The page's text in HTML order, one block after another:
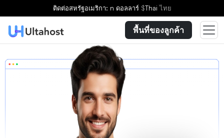
ติดต่อสหรัฐอเมริกา: n ดอลลาร์ $Thaiไทย
พื้นที่ของลูกค้า